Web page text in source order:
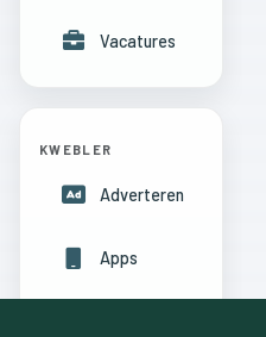
Vacatures
KWEBLER
Adverteren
Apps